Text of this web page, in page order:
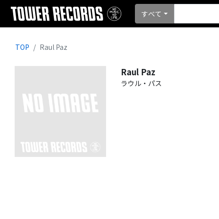
すべて
TOP Raul Paz
Raul Paz
ラウル・パス